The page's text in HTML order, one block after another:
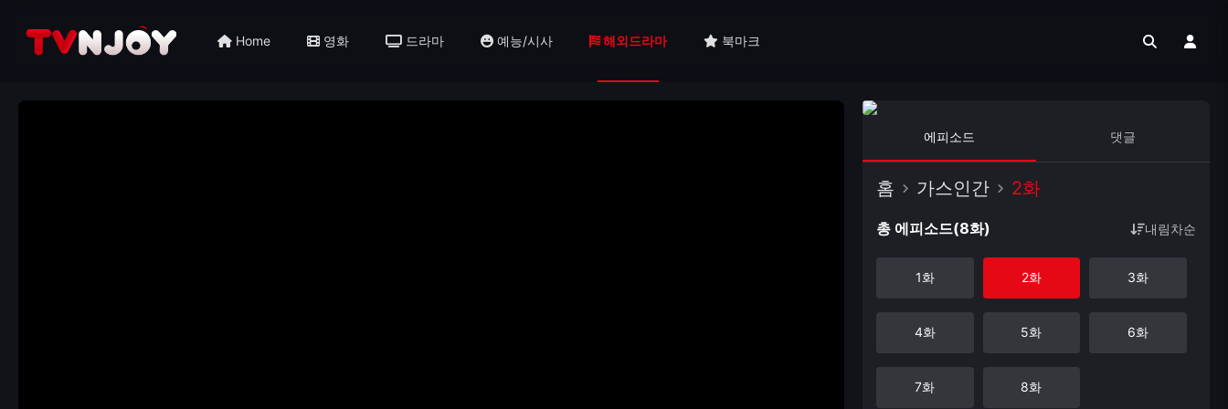
Home 영화 드라마 예능/시사 해외드라마 북마크
에피소드 댓글
홈 가스인간 2화
총 에피소드(8화) 내림차순
1화 2화 3화
4화 5화 6화
7화 8화